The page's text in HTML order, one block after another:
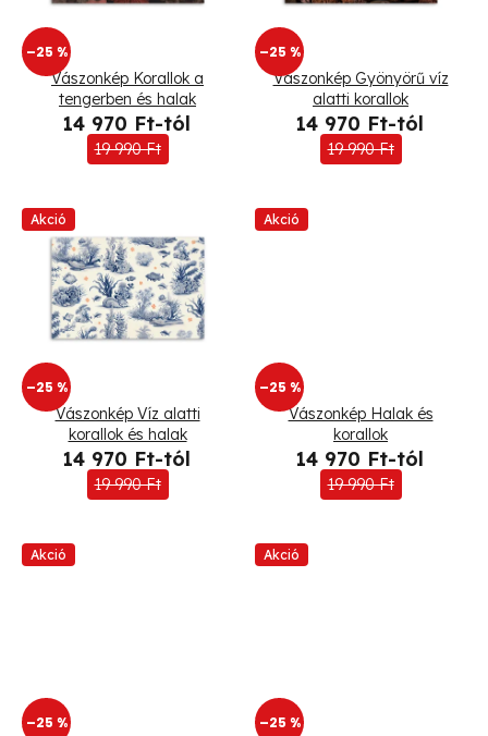
m
é
á
–25 %
Vászonkép Korallok a
tengerben és halak
14 970 Ft-tól
19 990 Ft
–25 %
Vászonkép Gyönyörű víz
alatti korallok
14 970 Ft-tól
19 990 Ft
Akció
–25 %
Vászonkép Víz alatti
korallok és halak
14 970 Ft-tól
19 990 Ft
Akció
–25 %
Vászonkép Halak és
korallok
14 970 Ft-tól
19 990 Ft
Akció
–25 %
Akció
–25 %